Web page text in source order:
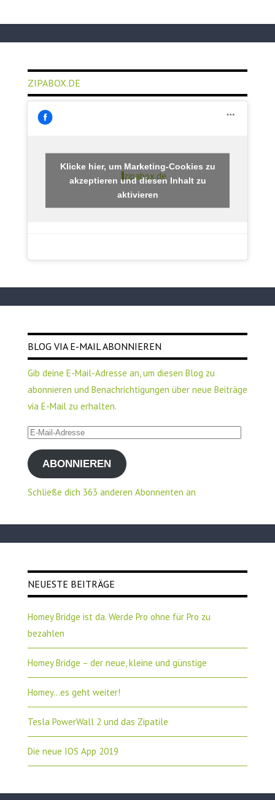
ZIPABOX.DE
zipabox.de
Klicke hier, um Marketing-Cookies zu
akzeptieren und diesen Inhalt zu
aktivieren
BLOG VIA E-MAIL ABONNIEREN
Gib deine E-Mail-Adresse an, um diesen Blog zu
abonnieren und Benachrichtigungen über neue Beiträge
via E-Mail zu erhalten.
E-
Mail-
AdresseABONNIEREN
Schließe dich 363 anderen Abonnenten an
NEUESTE BEITRÄGE
Homey Bridge ist da. Werde Pro ohne für Pro zu
bezahlen
Homey Bridge – der neue, kleine und günstige
Homey…es geht weiter!
Tesla PowerWall 2 und das Zipatile
Die neue IOS App 2019